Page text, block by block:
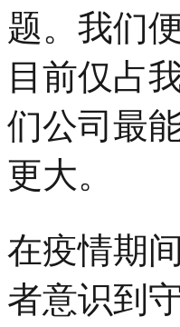
题。我们
目前仅占
们公司最
更大。
在疫情期
者意识到